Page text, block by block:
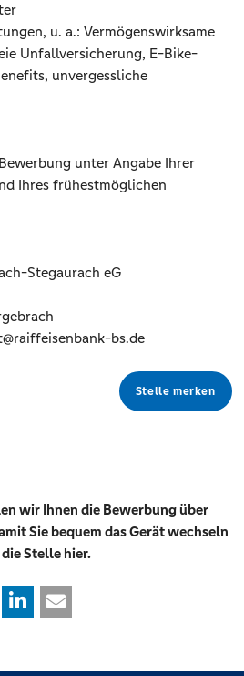
u. a.: Vermögenswirksame
Unfallversicherung, E-Bike-
unvergessliche
unter Angabe Ihrer
Ihres frühestmöglichen
Stegaurach eG
bs.de
Stelle merken
wir Ihnen die Bewerbung über
Sie bequem das Gerät wechseln
Stelle hier.